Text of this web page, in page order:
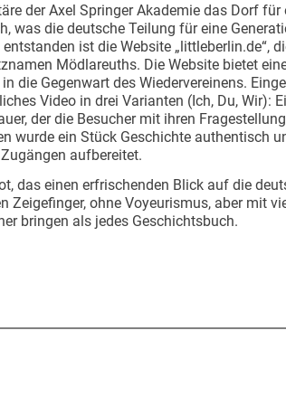
der Axel Springer Akademie das Dorf für
was die deutsche Teilung für eine
ist die Website „littleberlin.de“,
Mödlareuths. Die Website bietet
die Gegenwart des Wiedervereinens.
Video in drei Varianten (Ich, Du, Wir):
der die Besucher mit ihren
wurde ein Stück Geschichte authentisch
aufbereitet.
das einen erfrischenden Blick auf die
Zeigefinger, ohne Voyeurismus, aber mit
bringen als jedes Geschichtsbuch.